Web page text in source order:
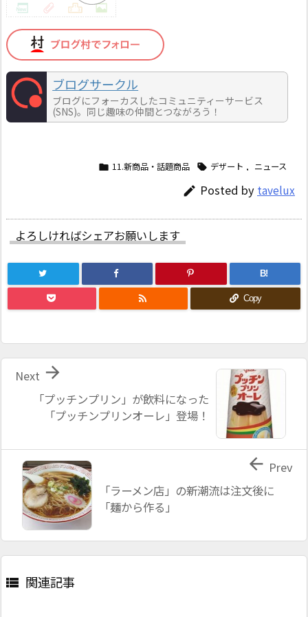
ブログサークル
ブログにフォーカスしたコミュニティーサービス
(SNS)。同じ趣味の仲間とつながろう！
 11.新商品・話題商品  デザート , ニュース
 Posted by tavelux
よろしければシェアお願いします
B!
 Copy
「プッチンプリン」が飲料になった
「プッチンプリンオーレ」登場！

Next
「ラーメン店」の新潮流は注文後に
「麺から作る」
 Prev
 関連記事